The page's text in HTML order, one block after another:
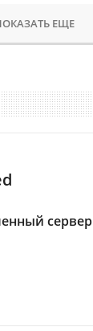
ЕЩЕ
сервер